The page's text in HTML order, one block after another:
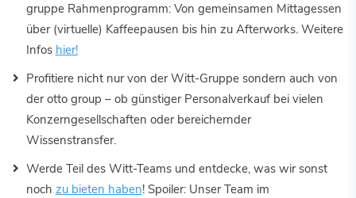
gruppe Rahmenprogramm: Von gemeinsamen Mittagessen
über (virtuelle) Kaffeepausen bis hin zu Afterworks. Weitere
Infos hier!
Profitiere nicht nur von der Witt-Gruppe sondern auch von
der otto group – ob günstiger Personalverkauf bei vielen
Konzerngesellschaften oder bereichernder
Wissenstransfer.
Werde Teil des Witt-Teams und entdecke, was wir sonst
noch zu bieten haben! Spoiler: Unser Team im